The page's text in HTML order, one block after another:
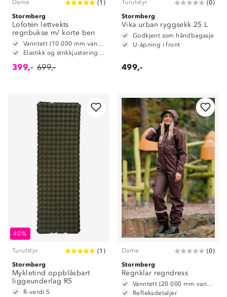
Dame (1 )
Stormberg
Lofoten lettvekts
regnbukse m/ korte ben
Vanntett (10 000 mm vannsøyle)
Elastikk og strikkjustering i livet
399,- 699,-
Turutstyr (0)
Stormberg
Vika urban ryggsekk 25 L
Godkjent som håndbagasje
U-åpning i front
499,-
40%
Turutstyr (1 )
Stormberg
Mykletind oppblåsbart
liggeunderlag R5
R-verdi 5
Dame (0)
Stormberg
Regnklar regndress
Vanntett (20 000 mm vannsøyle)
Refleksdetaljer